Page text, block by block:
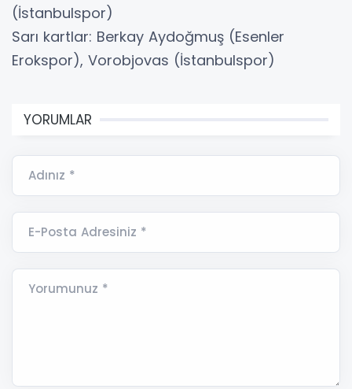
(İstanbulspor)
Sarı kartlar: Berkay Aydoğmuş (Esenler
Erokspor), Vorobjovas (İstanbulspor)
YORUMLAR
Adınız *
E-Posta Adresiniz *
Yorumunuz *